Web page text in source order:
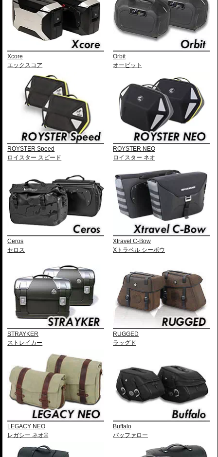
シルバー
992-XP-SCB-S
￥175,000
192,500(税込)
16,060円お得!!
○ ○
シルバー
￥254,000
279,400(税込)
23,870円お得!!
○
シルバー
24,420円お得!!
○ ○
シルバー
992-XP-SMT-SL
￥258,000
283,800(税込)
24,420円お得!!
○
シルバー
992-XP-SBT-S
￥262,000
￥288,200
24,970円お得!!
トップ ケース
サイドケース
30
○
ブラック
992-610-217
￥
96,800(税込)
7,810円お得!!
○
ブラック
992-XP-SCS-B
￥167,000
￥183,700
14,960円お得!!
ブラック
992-XP-SCB-B
￥175,000
○ ○
ブラック
992-XP-SST-B
￥279,400(税込)
23,870円お得!!
○ ○
ブラック
992-XP-SMT-BR
￥258,000
￥283,800
(税込)
24,420円お得!!
○ ○ ○
992-XP-SMT-BL
￥258,000
￥283,800(税込)
○
24,970円お得!!
Xcore
エックスコア
Orbit
オービット
ROYSTER Speed
ロイスター スピード
ROYSTER NEO
ロイスター ネオ
Ceros
セロス
Xtravel C-Bow
Xトラベル シーボウ
STRAYKER
ストレイカー
RUGGED
ラッグド
LEGACY NEO
レガシー ネオ©
Buffalo
バッファロー